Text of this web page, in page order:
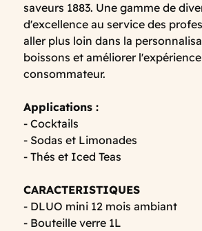
saveurs 1883. Une gamme de
d'excellence au service des
aller plus loin dans la
boissons et améliorer l'expérience
consommateur.
Applications :
- Cocktails
- Sodas et Limonades
- Thés et Iced Teas
CARACTERISTIQUES
- DLUO mini 12 mois ambiant
- Bouteille verre 1L